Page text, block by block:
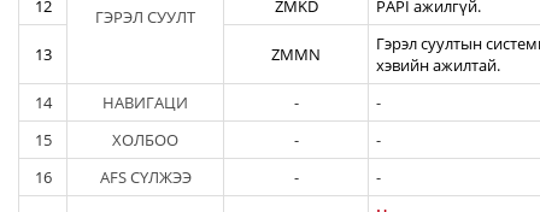
ГЭРЭЛ СУУЛТ
12
ZMKD PAPI ажилгүй.
13 ZMMN
Гэрэл суултын
хэвийн ажилтай.
14
НАВИГАЦИ -
-
15
ХОЛБОО -
-
16
AFS СҮЛЖЭЭ -
-